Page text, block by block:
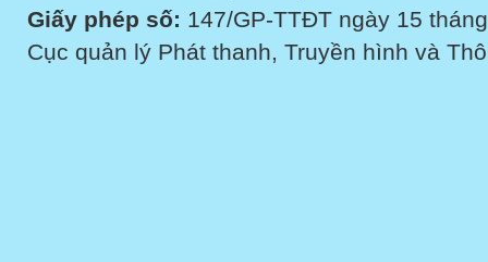
Giấy phép số: 147/GP-TTĐT ngày 15
Cục quản lý Phát thanh, Truyền hình và